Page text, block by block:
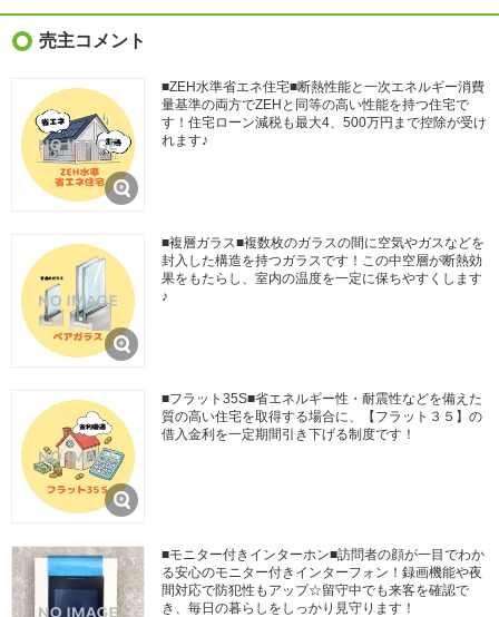
売主コメント
■ZEH水準省エネ住宅■断熱性能と一次エネルギー消費
量基準の両方でZEHと同等の高い性能を持つ住宅で
す！住宅ローン減税も最大4、500万円まで控除が受け
れます♪
■複層ガラス■複数枚のガラスの間に空気やガスなどを
封入した構造を持つガラスです！この中空層が断熱効
果をもたらし、室内の温度を一定に保ちやすくします
♪
■フラット35S■省エネルギー性・耐震性などを備えた
質の高い住宅を取得する場合に、【フラット３５】の
借入金利を一定期間引き下げる制度です！
■モニター付きインターホン■訪問者の顔が一目でわか
る安心のモニター付きインターフォン！録画機能や夜
間対応で防犯性もアップ☆留守中でも来客を確認で
き、毎日の暮らしをしっかり見守ります！